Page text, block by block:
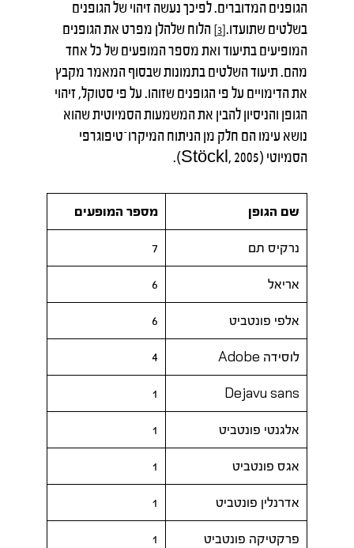
הגופנים המדוברים. לפיכך נעשה זיהוי של הגופנים
בשלטים שתועדו.[3]
הלוח שלהלן מפרט את הגופנים
המופיעים בתיעוד ואת מספר המופעים של כל אחד
מהם. תיעוד השלטים בתמונות שבסוף המאמר מקבץ
את הדימויים על פי הגופנים שזוהו. על פי סטוקל, זיהוי
הגופן והניסיון להבין את המשמעות הסמיוטית שהוא
נושא עימו הם חלק מן הניתוח המיקרו־טיפוגרפי
הסמיוטי (Stöckl, 2005).
שם הגופן מספר המופעים
נרקיס תם 7
אריאל 6
אלפי פונטביט 6
לוסידה Adobe 4
Dejavu sans
1
אלגנטי פונטביט 1
אגס פונטביט 1
אדרנלין פונטביט 1
פרקטיקה פונטביט 1